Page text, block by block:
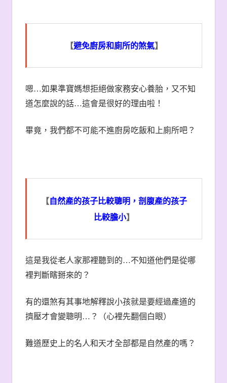
【避免廚房和廁所的煞氣】
嗯…如果準寶媽想拒絕做家務安心養胎，又不知
道怎麼說的話…這會是很好的理由啦！
畢竟，我們都不可能不進廚房吃飯和上廁所吧？
【 自然產的孩子比較聰明，剖腹產的孩子
比較膽小】
這是我從老人家那裡聽到的…不知道他們是從哪
裡判斷瞎掰來的？
有的還煞有其事地解釋說小孩就是要經過產道的
擠壓才會變聰明… ？（心裡先翻個白眼）
難道歷史上的名人和天才全部都是自然產的嗎？